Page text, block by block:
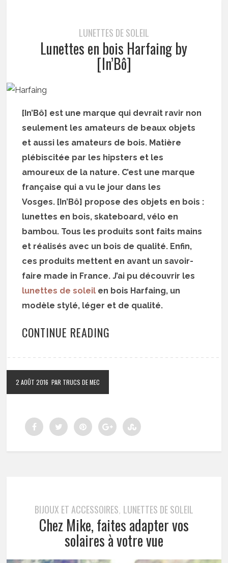
LUNETTES DE SOLEIL
Lunettes en bois Harfaing by
[In’Bô]
[In’Bô] est une marque qui devrait ravir non
seulement les amateurs de beaux objets
et aussi les amateurs de bois. Matière
plébiscitée par les hipsters et les
amoureux de la nature. C’est une marque
française qui a vu le jour dans les
Vosges. [In’Bô] propose des objets en bois :
lunettes en bois, skateboard, vélo en
bambou. Tous les produits sont faits mains
et réalisés avec un bois de qualité. Enfin,
ces produits mettent en avant un savoir-
faire made in France. J’ai pu découvrir les
lunettes de soleil en bois Harfaing, un
modèle stylé, léger et de qualité.
CONTINUE READING
2 AOÛT 2016 PAR TRUCS DE MEC
BIJOUX ET ACCESSOIRES, LUNETTES DE SOLEIL
Chez Mike, faites adapter vos
solaires à votre vue